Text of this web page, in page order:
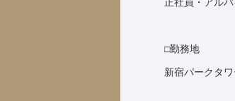
□勤務地
新宿パークタ